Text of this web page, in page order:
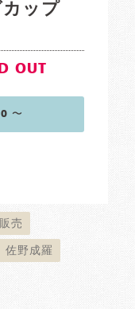
カップ
OUT
〜
売
佐野成羅